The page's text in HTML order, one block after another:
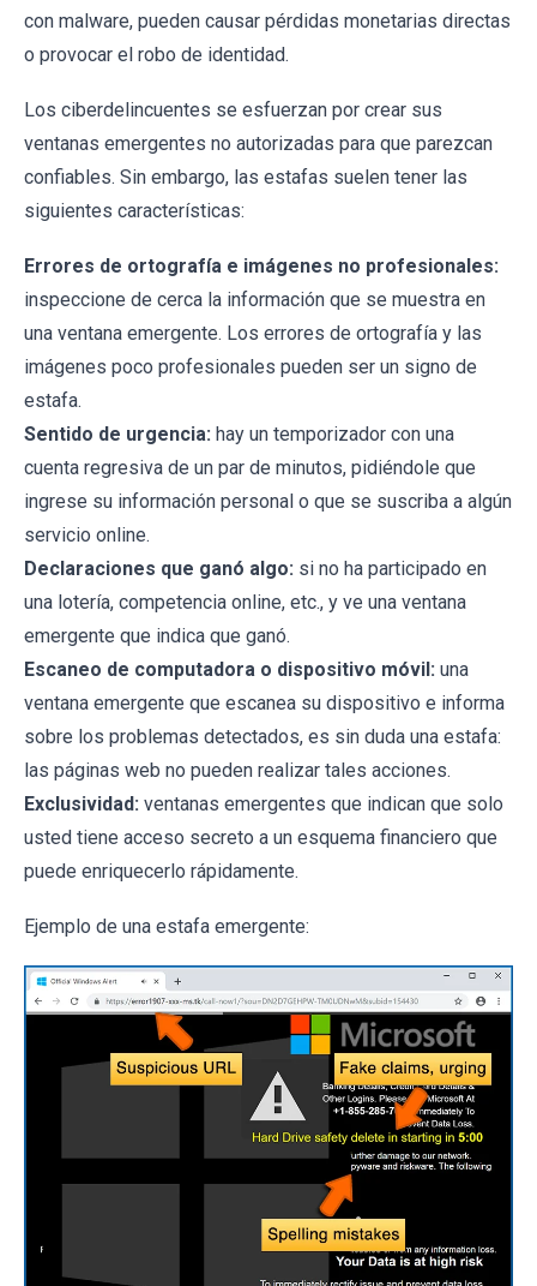
con malware, pueden causar pérdidas monetarias directas
o provocar el robo de identidad.
Los ciberdelincuentes se esfuerzan por crear sus
ventanas emergentes no autorizadas para que parezcan
confiables. Sin embargo, las estafas suelen tener las
siguientes características:
Errores de ortografía e imágenes no profesionales:
inspeccione de cerca la información que se muestra en
una ventana emergente. Los errores de ortografía y las
imágenes poco profesionales pueden ser un signo de
estafa.
Sentido de urgencia: hay un temporizador con una
cuenta regresiva de un par de minutos, pidiéndole que
ingrese su información personal o que se suscriba a algún
servicio online.
Declaraciones que ganó algo: si no ha participado en
una lotería, competencia online, etc., y ve una ventana
emergente que indica que ganó.
Escaneo de computadora o dispositivo móvil: una
ventana emergente que escanea su dispositivo e informa
sobre los problemas detectados, es sin duda una estafa:
las páginas web no pueden realizar tales acciones.
Exclusividad: ventanas emergentes que indican que solo
usted tiene acceso secreto a un esquema financiero que
puede enriquecerlo rápidamente.
Ejemplo de una estafa emergente: